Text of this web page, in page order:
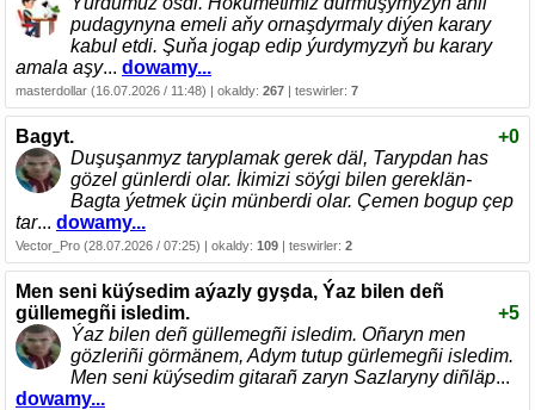
pudagynyna emeli aňy ornaşdyrmaly diýen karary
kabul etdi. Şuňa jogap edip ýurdymyzyň bu karary
amala aşy... dowamy...
masterdollar (16.07.2026 / 11:48) | okaldy: 267 | teswirler: 7
Bagyt.
+0
Duşuşanmyz taryplamak gerek däl, Tarypdan has
gözel günlerdi olar. İkimizi söýgi bilen gereklän-
Bagta ýetmek üçin münberdi olar. Çemen bogup çep
tar... dowamy...
Vector_Pro (28.07.2026 / 07:25) | okaldy: 109 | teswirler: 2
Men seni küýsedim aýazly gyşda, Ýaz bilen deñ
güllemegñi isledim.
+5
Ýaz bilen deñ güllemegñi isledim. Oñaryn men
gözleriñi görmänem, Adym tutup gürlemegñi isledim.
Men seni küýsedim gitarañ zaryn Sazlaryny diñläp...
dowamy...